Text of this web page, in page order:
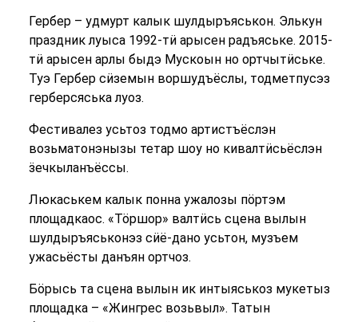
Гербер – удмурт калык шулдыръяськон. Элькун
праздник луыса 1992-тӥ арысен радъяське. 2015-
тӥ арысен арлы быдэ Мускоын но ортчытӥське.
Туэ Гербер сӥземын воршудъёслы, тодметпусэз
герберсяська луоз.
Фестивалез усьтоз тодмо артистъёслэн
возьматонэнызы тетар шоу но кивалтӥсьёслэн
ӟечкыланъёссы.
Люкаськем калык понна ужалозы пӧртэм
площадкаос. «Тӧршор» валтӥсь сцена вылын
шулдыръяськонэз сӥё-дано усьтон, музъем
ужасьёсты данъян ортчоз.
Бӧрысь та сцена вылын ик интыяськоз мукетыз
площадка – «Жингрес возьвыл». Татын